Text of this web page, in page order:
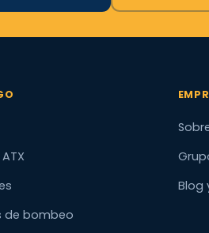
de bombeo
Blog